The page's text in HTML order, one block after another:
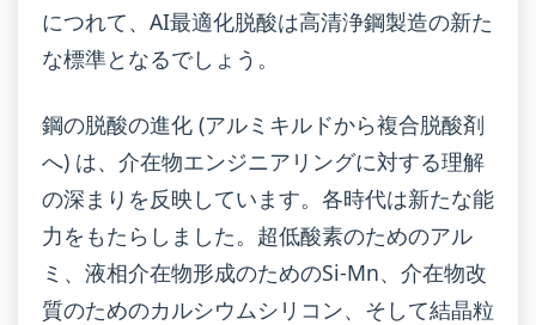
につれて、AI最適化脱酸は高清浄鋼製造の新た
な標準となるでしょう。
鋼の脱酸の進化 (アルミキルドから複合脱酸剤
へ) は、介在物エンジニアリングに対する理解
の深まりを反映しています。各時代は新たな能
力をもたらしました。超低酸素のためのアル
ミ、液相介在物形成のためのSi-Mn、介在物改
質のためのカルシウムシリコン、そして結晶粒